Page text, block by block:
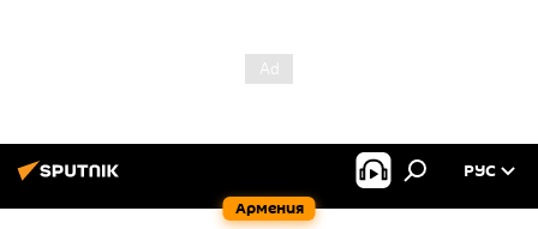
Армения
РУС